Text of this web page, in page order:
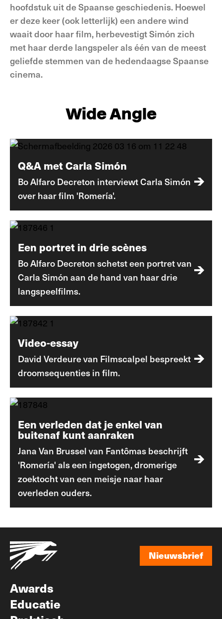
hoofdstuk uit de Spaanse geschiedenis. Hoewel
er deze keer (ook letterlijk) een andere wind
waait door haar film, herbevestigt Simón zich
met haar derde langspeler als één van de meest
geliefde stemmen van de hedendaagse Spaanse
cinema.
Wide Angle
Q&A met Carla Simón
Bo Alfaro Decreton interviewt Carla Simón
over haar film 'Romería'.
Een portret in drie scènes
Bo Alfaro Decreton schetst een portret van
Carla Simón aan de hand van haar drie
langspeelfilms.
Video-essay
David Verdeure van Filmscalpel bespreekt
droomsequenties in film.
Een verleden dat je enkel van
buitenaf kunt aanraken
Jana Van Brussel van Fantômas beschrijft
'Romería' als een ingetogen, dromerige
zoektocht van een meisje naar haar
overleden ouders.
Nieuwsbrief
Awards
Educatie